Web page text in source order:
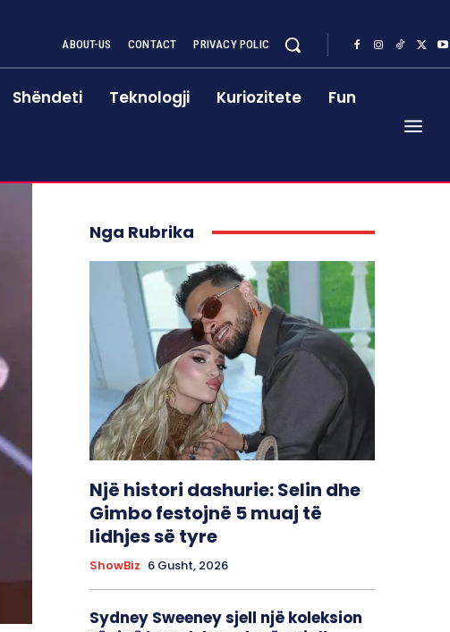
ABOUT-US CONTACT PRIVACY POLIC
Shëndeti Teknologji Kuriozitete Fun
Nga Rubrika
Një histori dashurie: Selin dhe
Gimbo festojnë 5 muaj të
lidhjes së tyre
ShowBiz 6 Gusht, 2026
Sydney Sweeney sjell një koleksion